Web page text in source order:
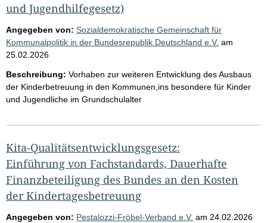
und Jugendhilfegesetz)
Angegeben von: Sozialdemokratische Gemeinschaft für
Kommunalpolitik in der Bundesrepublik Deutschland e.V. am
25.02.2026
Beschreibung: Vorhaben zur weiteren Entwicklung des Ausbaus
der Kinderbetreuung in den Kommunen,ins besondere für Kinder
und Jugendliche im Grundschulalter
Kita-Qualitätsentwicklungsgesetz:
Einführung von Fachstandards, Dauerhafte
Finanzbeteiligung des Bundes an den Kosten
der Kindertagesbetreuung
Angegeben von: Pestalozzi-Fröbel-Verband e.V. am 24.02.2026